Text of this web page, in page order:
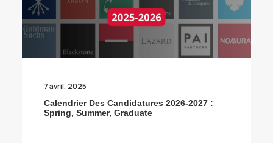
7 avril, 2025
Calendrier Des Candidatures 2026-2027 :
Spring, Summer, Graduate